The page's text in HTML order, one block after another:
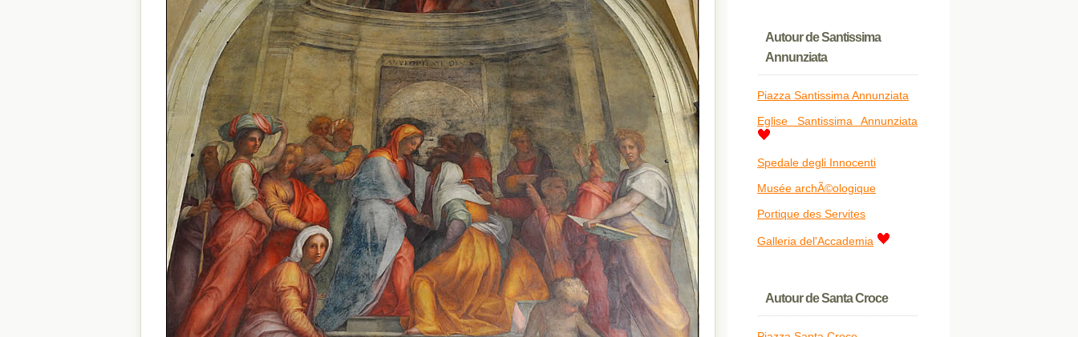
Autour de Santissima
Annunziata
Piazza Santissima Annunziata
Eglise Santissima Annunziata
Spedale degli Innocenti
Musée archÃ©ologique
Portique des Servites
Galleria del'Accademia
Autour de Santa Croce